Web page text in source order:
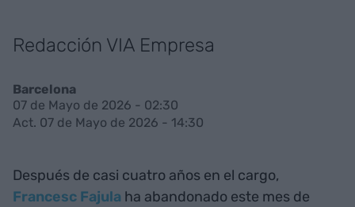
Redacción VIA Empresa
Barcelona
07 de Mayo de 2026 - 02:30
Act. 07 de Mayo de 2026 - 14:30
Después de casi cuatro años en el cargo,
Francesc Fajula ha abandonado este mes de